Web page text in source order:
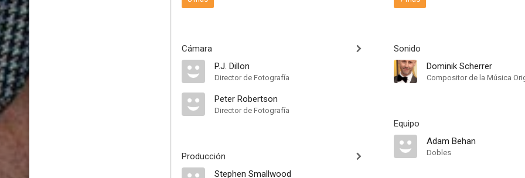
Cámara
P.J. Dillon
Director de Fotografía
Peter Robertson
Director de Fotografía
Producción
Stephen Smallwood
Sonido
Dominik Scherrer
Compositor de la Música
Equipo
Adam Behan
Dobles